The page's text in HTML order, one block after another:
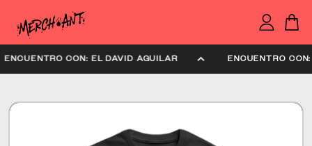
ENCUENTRO CON: EL DAVID AGUILAR ENCUENTRO